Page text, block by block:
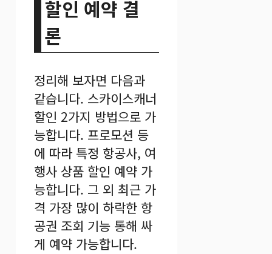
할인 예약 결
론
정리해 보자면 다음과
같습니다. 스카이스캐너
할인 2가지 방법으로 가
능합니다. 프로모션 등
에 따라 특정 항공사, 여
행사 상품 할인 예약 가
능합니다. 그 외 최근 가
격 가장 많이 하락한 항
공권 조회 기능 통해 싸
게 예약 가능합니다.